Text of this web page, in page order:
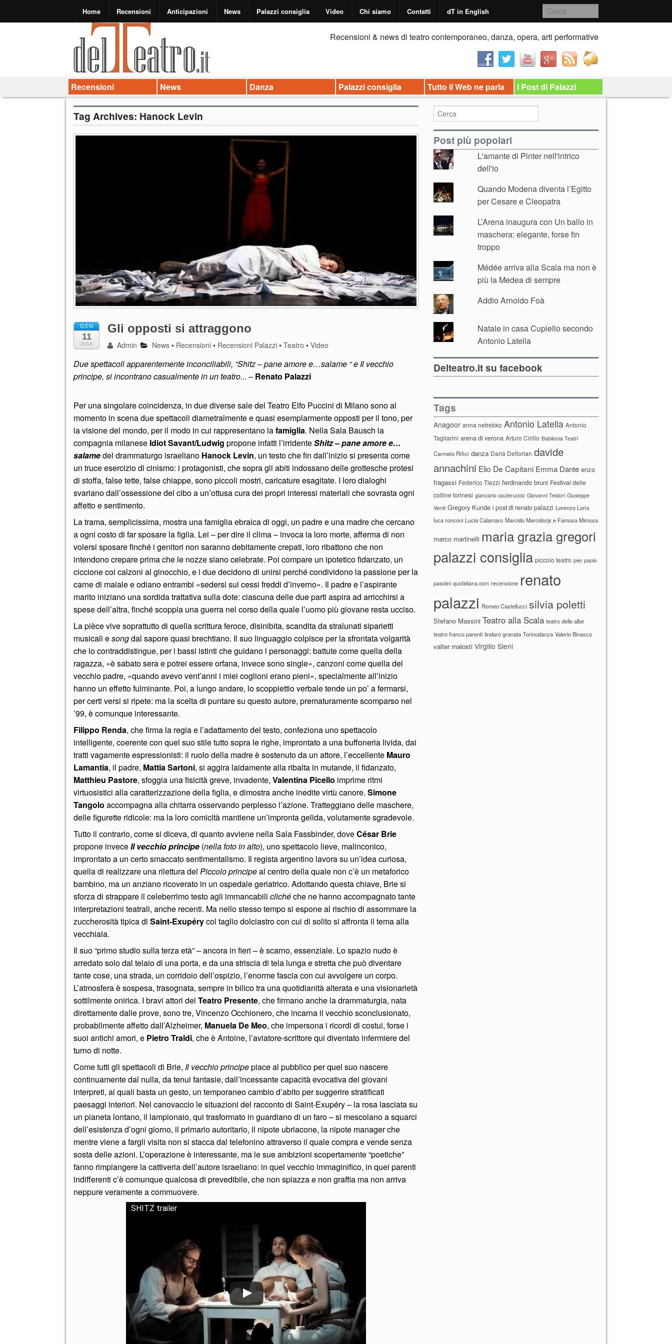
Home Recensioni Anticipazioni News Palazzi consiglia Video Chi siamo Contatti dT in English
Recensioni & news di teatro contemporaneo, danza, opera, arti performative
Recensioni News Danza Palazzi consiglia Tutto il Web ne parla I Post di Palazzi
Tag Archives: Hanock Levin
GEN
11
2014
Gli opposti si attraggono
Admin News • Recensioni • Recensioni Palazzi •Teatro •Video
Due spettacoli apparentemente inconciliabili, “Shitz – pane amore e…salame “ e Il vecchio
principe, si incontrano casualmente in un teatro... – Renato Palazzi
Per una singolare coincidenza, in due diverse sale del Teatro Elfo Puccini di Milano sono al
momento in scena due spettacoli diametralmente e quasi esemplarmente opposti per il tono, per
la visione del mondo, per il modo in cui rappresentano lafamiglia. Nella Sala Bausch la
compagnia milanese Idiot Savant/Ludwig propone infatti l’irridenteShitz – pane amore e…
salamedel drammaturgo israeliano Hanock Levin, un testo che fin dall’inizio si presenta come
un truce esercizio di cinismo: i protagonisti, che sopra gli abiti indossano delle grottesche protesi
di stoffa, false tette, false chiappe, sono piccoli mostri, caricature esagitate. I loro dialoghi
svariano dall’ossessione del cibo a un’ottusa cura dei propri interessi materiali che sovrasta ogni
affetto e sentimento.
La trama, semplicissima, mostra una famiglia ebraica di oggi, un padre e una madre che cercano
a ogni costo di far sposare la figlia. Lei – per dire il clima – invoca la loro morte, afferma di non
volersi sposare finché i genitori non saranno debitamente crepati, loro ribattono che non
intendono crepare prima che le nozze siano celebrate. Poi compare un ipotetico fidanzato, un
ciccione coi calzoni al ginocchio, e i due decidono di unirsi perché condividono la passione per la
carne di maiale e odiano entrambi «sedersi sui cessi freddi d’inverno». Il padre e l’aspirante
marito iniziano una sordida trattativa sulla dote: ciascuna delle due parti aspira ad arricchirsi a
spese dell’altra, finché scoppia una guerra nel corso della quale l’uomo più giovane resta ucciso.
La pièce vive soprattutto di quella scrittura feroce, disinibita, scandita da stralunati siparietti
musicali esongdal sapore quasi brechtiano. Il suo linguaggio colpisce per la sfrontata volgarità
che lo contraddistingue, per i bassi istinti che guidano i personaggi: battute come quella della
ragazza, «è sabato sera e potrei essere orfana, invece sono single», canzoni come quella del
vecchio padre, «quando avevo vent’anni i miei coglioni erano pieni», specialmente all’inizio
hanno un effetto fulminante. Poi, a lungo andare, lo scoppiettio verbale tende un po’ a fermarsi,
per certi versi si ripete: ma la scelta di puntare su questo autore, prematuramente scomparso nel
’99, è comunque interessante.
Filippo Renda, che firma la regia e l’adattamento del testo, confeziona uno spettacolo
intelligente, coerente con quel suo stile tutto sopra le righe, improntato a una buffoneria livida, dai
tratti vagamente espressionisti: il ruolo della madre è sostenuto da un attore, l’eccellente Mauro
Lamantia, il padre, Mattia Sartoni, si aggira laidamente alla ribalta in mutande, il fidanzato,
Matthieu Pastore, sfoggia una fisicità greve, invadente, Valentina Picello imprime ritmi
virtuosistici alla caratterizzazione della figlia, e dimostra anche inedite virtù canore. Simone
Tangolo accompagna alla chitarra osservando perplesso l’azione. Tratteggiano delle maschere,
delle figurette ridicole: ma la loro comicità mantiene un’impronta gelida, volutamente sgradevole.
Tutto il contrario, come si diceva, di quanto avviene nella Sala Fassbinder, doveCésar Brie
propone inveceIl vecchio principe (nella foto in alto), uno spettacolo lieve, malinconico,
improntato a un certo smaccato sentimentalismo. Il regista argentino lavora su un’idea curiosa,
quella di realizzare una rilettura del Piccolo principeal centro della quale non c’è un metaforico
bambino, ma un anziano ricoverato in un ospedale geriatrico. Adottando questa chiave, Brie si
sforza di strappare il celeberrimo testo agli immancabili clichéche ne hanno accompagnato tante
interpretazioni teatrali, anche recenti. Ma nello stesso tempo si espone al rischio di assommare la
zuccherosità tipica di Saint-Exupérycol taglio dolciastro con cui di solito si affronta il tema alla
vecchiaia.
Il suo “primo studio sulla terza età” – ancora in fieri – è scarno, essenziale. Lo spazio nudo è
arredato solo dal telaio di una porta, e da una striscia di tela lunga e stretta che può diventare
tante cose, una strada, un corridoio dell’ospizio, l’enorme fascia con cui avvolgere un corpo.
L’atmosfera è sospesa, trasognata, sempre in bilico tra una quotidianità alterata e una visionarietà
sottilmente onirica. I bravi attori del Teatro Presente, che firmano anche la drammaturgia, nata
direttamente dalle prove, sono tre, Vincenzo Occhionero, che incarna il vecchio sconclusionato,
probabilmente affetto dall’Alzheimer, Manuela De Meo, che impersona i ricordi di costui, forse i
suoi antichi amori, e Pietro Traldi, che è Antoine, l’aviatore-scrittore qui diventato infermiere del
turno di notte.
Come tutti gli spettacoli di Brie, Il vecchio principepiace al pubblico per quel suo nascere
continuamente dal nulla, da tenui fantasie, dall’incessante capacità evocativa dei giovani
interpreti, ai quali basta un gesto, un temporaneo cambio d’abito per suggerire stratificati
paesaggi interiori. Nel canovaccio le situazioni del racconto di Saint-Exupéry – la rosa lasciata su
un pianeta lontano, il lampionaio, qui trasformato in guardiano di un faro – si mescolano a squarci
dell’esistenza d’ogni giorno, il primario autoritario, il nipote ubriacone, la nipote manager che
mentre viene a fargli visita non si stacca dal telefonino attraverso il quale compra e vende senza
sosta delle azioni. L’operazione è interessante, ma le sue ambizioni scopertamente “poetiche”
fanno rimpiangere la cattiveria dell’autore israeliano: in quel vecchio immaginifico, in quei parenti
indifferenti c’è comunque qualcosa di prevedibile, che non spiazza e non graffia ma non arriva
neppure veramente a commuovere.
SHITZ trailer
Post più popolari
L'amante di Pinter nell'intrico
dell'io
Quando Modena diventa l’Egitto
per Cesare e Cleopatra
L’Arena inaugura con Un ballo in
maschera: elegante, forse fin
troppo
Médée arriva alla Scala ma non è
più la Medea di sempre
Addio Arnoldo Foà
Natale in casa Cupiello secondo
Antonio Latella
Delteatro.it su facebook
Tags
Anagoor anna netrebko Antonio Latella Antonio
Tagliarini arena di verona Arturo Cirillo Babilonia Teatri
Carmelo Rifici danza Daria Deflorian davide
annachini Elio De Capitani Emma Dante enzo
fragassi Federico Tiezzi ferdinando bruni Festival delle
colline torinesi giancarlo cauteruccio Giovanni Testori Giuseppe
Verdi Gregory Kunde i post di renato palazzi Lorenzo Loris
luca ronconi Lucia Calamaro Marcido Marcidorjs e Famosa Mimosa
marco martinelli maria grazia gregori
palazzi consiglia piccolo teatro pier paolo
pasolini quotidiana.com recensione renato
palazzi Romeo Castellucci silvia poletti
Stefano Massini Teatro alla Scala teatro delle albe
teatro franco parenti tindaro granata Torinodanza Valerio Binasco
valter malosti Virgilio Sieni